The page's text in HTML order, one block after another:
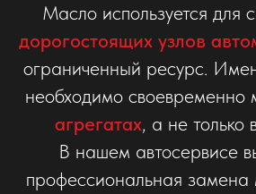
Масло используется для
дорогостоящих узлов
ограниченный ресурс.
необходимо своевременно
агрегатах, а не только
В нашем автосервисе
профессиональная